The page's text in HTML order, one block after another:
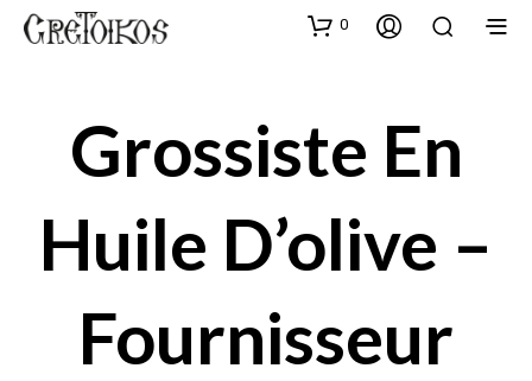
0
Grossiste En
Huile D’olive –
Fournisseur